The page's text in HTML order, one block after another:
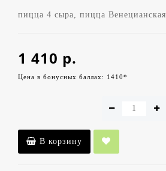
пицца 4 сыра, пицца Венецианская
1 410 р.
Цена в бонусных баллах: 1410*
В корзину